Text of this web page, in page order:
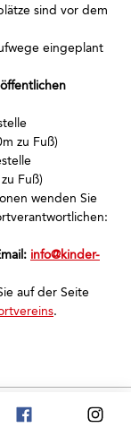
sind vor dem
eingeplant
zu Fuß)
Fuß)
wenden Sie
info@kinder-
auf der Seite
.